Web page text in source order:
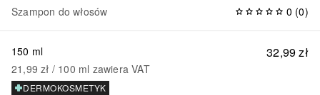
Szampon do włosów 0 (0)
32,99 zł
150 ml
21,99 zł / 100 ml zawiera VAT
DERMOKOSMETYK